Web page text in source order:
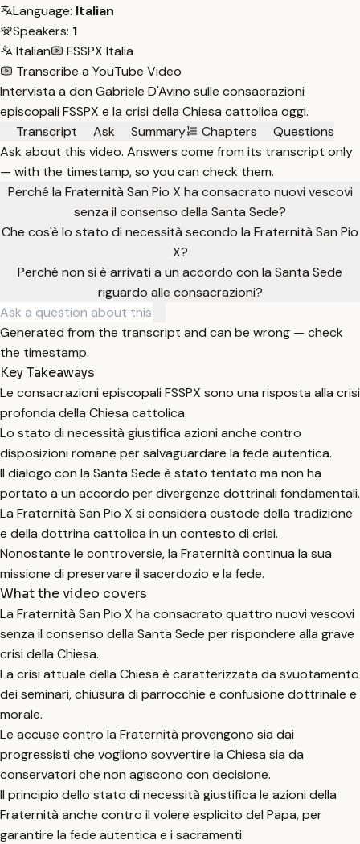
Language: Italian
Speakers: 1
Italian
FSSPX Italia
Transcribe a YouTube Video
Intervista a don Gabriele D'Avino sulle consacrazioni
episcopali FSSPX e la crisi della Chiesa cattolica oggi.
Transcript
Ask Summary Chapters
Questions
Ask about this video. Answers come from its transcript only
— with the timestamp, so you can check them.
Perché la Fraternità San Pio X ha consacrato nuovi vescovi
senza il consenso della Santa Sede?
Che cos'è lo stato di necessità secondo la Fraternità San Pio
X?
Perché non si è arrivati a un accordo con la Santa Sede
riguardo alle consacrazioni?
Generated from the transcript and can be wrong — check
the timestamp.
Key Takeaways
Le consacrazioni episcopali FSSPX sono una risposta alla crisi
profonda della Chiesa cattolica.
Lo stato di necessità giustifica azioni anche contro
disposizioni romane per salvaguardare la fede autentica.
Il dialogo con la Santa Sede è stato tentato ma non ha
portato a un accordo per divergenze dottrinali fondamentali.
La Fraternità San Pio X si considera custode della tradizione
e della dottrina cattolica in un contesto di crisi.
Nonostante le controversie, la Fraternità continua la sua
missione di preservare il sacerdozio e la fede.
What the video covers
La Fraternità San Pio X ha consacrato quattro nuovi vescovi
senza il consenso della Santa Sede per rispondere alla grave
crisi della Chiesa.
La crisi attuale della Chiesa è caratterizzata da svuotamento
dei seminari, chiusura di parrocchie e confusione dottrinale e
morale.
Le accuse contro la Fraternità provengono sia dai
progressisti che vogliono sovvertire la Chiesa sia da
conservatori che non agiscono con decisione.
Il principio dello stato di necessità giustifica le azioni della
Fraternità anche contro il volere esplicito del Papa, per
garantire la fede autentica e i sacramenti.